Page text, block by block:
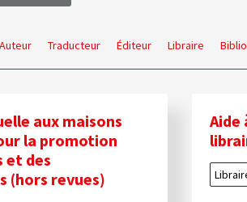
Auteur Traducteur Éditeur Libraire
aux maisons
la promotion
et des
(hors revues)
Aide